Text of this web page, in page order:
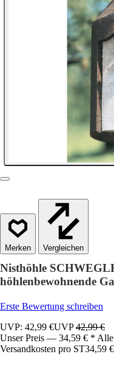
Vergleichen
Nisthöhle
höhlenbewohnende
Erste Bewertung schreiben
UVP: 42,99 €UVP42,99 €
Unser Preis — 34,59 € *
Versandkosten pro ST34,59 €